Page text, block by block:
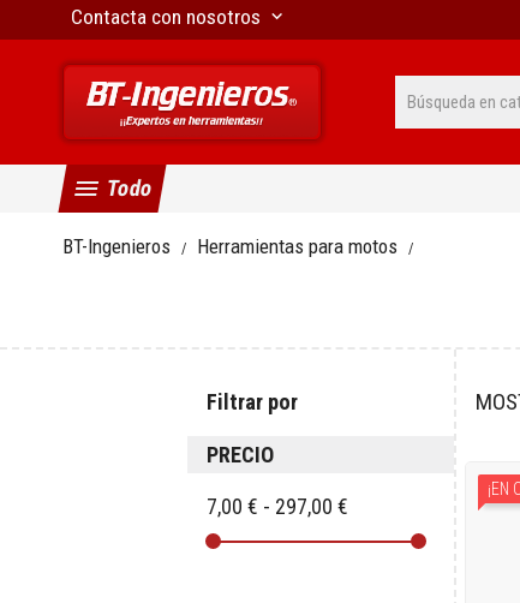
Contacta con nosotros keyboard_arrow_down
menu Todo
BT-Ingenieros Herramientas para motos
Filtrar por
PRECIO
7,00 € - 297,00 €
¡EN